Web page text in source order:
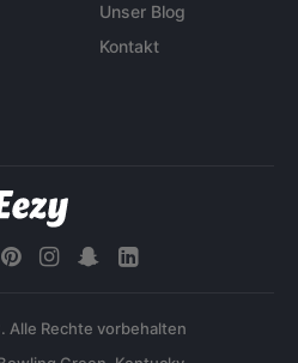
Unser Blog
Kontakt
Alle Rechte vorbehalten